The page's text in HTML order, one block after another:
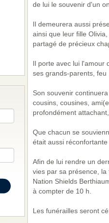
de lui le souvenir d'un
Il demeurera aussi
ainsi que leur fille
partagé de précieux
Il porte avec lui l'amour
ses grands-parents,
Son souvenir
cousins, cousines,
profondément
Que chacun se
était aussi
Afin de lui rendre un
vies par sa présence,
Nation Shields
à compter de 10 h.
Les funérailles seront